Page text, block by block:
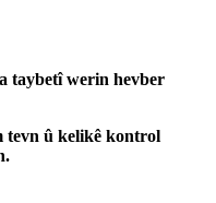
taybetî werin hevber
û kelikê kontrol